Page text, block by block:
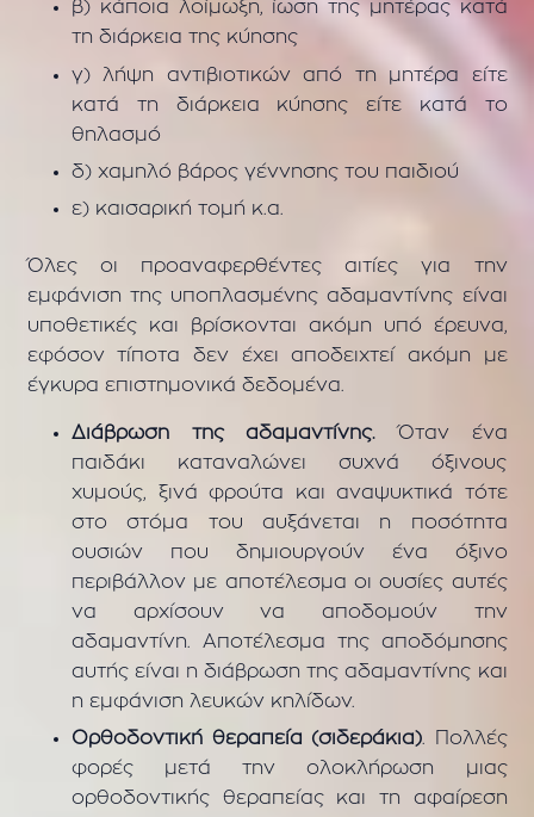
β) κάποια λοίμωξη, ίωση της μητέρας κατά
τη διάρκεια της κύησης
γ) λήψη αντιβιοτικών από τη μητέρα είτε
κατά τη διάρκεια κύησης είτε κατά το
θηλασμό
δ) χαμηλό βάρος γέννησης του παιδιού
ε) καισαρική τομή κ.α.
Όλες οι προαναφερθέντες αιτίες για την
εμφάνιση της υποπλασμένης αδαμαντίνης είναι
υποθετικές και βρίσκονται ακόμη υπό έρευνα,
εφόσον τίποτα δεν έχει αποδειχτεί ακόμη με
έγκυρα επιστημονικά δεδομένα.
Διάβρωση της αδαμαντίνης. Όταν ένα
παιδάκι καταναλώνει συχνά όξινους
χυμούς, ξινά φρούτα και αναψυκτικά τότε
στο στόμα του αυξάνεται η ποσότητα
ουσιών που δημιουργούν ένα όξινο
περιβάλλον με αποτέλεσμα οι ουσίες αυτές
να αρχίσουν να αποδομούν την
αδαμαντίνη. Αποτέλεσμα της αποδόμησης
αυτής είναι η διάβρωση της αδαμαντίνης και
η εμφάνιση λευκών κηλίδων.
Ορθοδοντική θεραπεία (σιδεράκια). Πολλές
φορές μετά την ολοκλήρωση μιας
ορθοδοντικής θεραπείας και τη αφαίρεση